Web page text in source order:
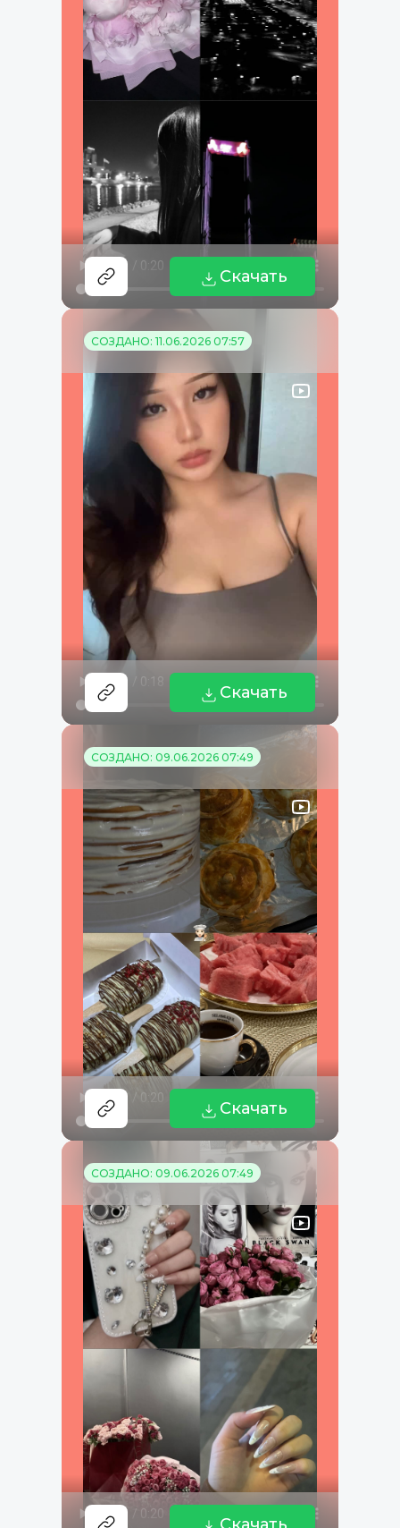
Скачать
СОЗДАНО: 11.06.2026 07:57
Скачать
СОЗДАНО: 09.06.2026 07:49
Скачать
СОЗДАНО: 09.06.2026 07:49